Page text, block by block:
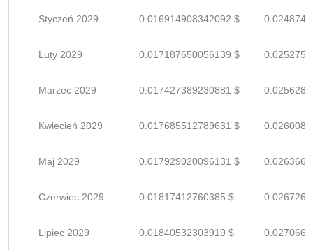
Styczeń 2029 0.016914908342092 $
Luty 2029 0.017187650056139 $
Marzec 2029 0.017427389230881 $
Kwiecień 2029 0.017685512789631 $
Maj 2029 0.017929020096131 $
Czerwiec 2029 0.01817412760385 $
Lipiec 2029 0.01840532303919 $